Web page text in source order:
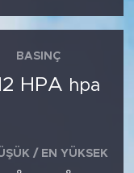
BASINÇ
HPA hpa
/ EN YÜKSEK